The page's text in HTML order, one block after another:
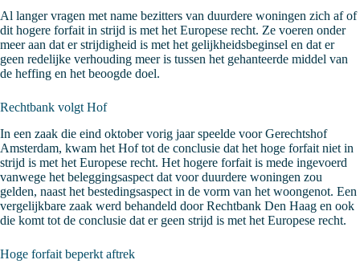
Al langer vragen met name bezitters van duurdere woningen zich af of
dit hogere forfait in strijd is met het Europese recht. Ze voeren onder
meer aan dat er strijdigheid is met het gelijkheidsbeginsel en dat er
geen redelijke verhouding meer is tussen het gehanteerde middel van
de heffing en het beoogde doel.
Rechtbank volgt Hof
In een zaak die eind oktober vorig jaar speelde voor Gerechtshof
Amsterdam, kwam het Hof tot de conclusie dat het hoge forfait niet in
strijd is met het Europese recht. Het hogere forfait is mede ingevoerd
vanwege het beleggingsaspect dat voor duurdere woningen zou
gelden, naast het bestedingsaspect in de vorm van het woongenot. Een
vergelijkbare zaak werd behandeld door Rechtbank Den Haag en ook
die komt tot de conclusie dat er geen strijd is met het Europese recht.
Hoge forfait beperkt aftrek